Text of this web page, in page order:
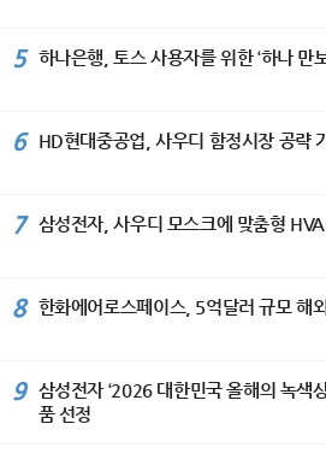
5 하나은행, 토스 사용자를 위한 ‘하나 만
6 HD현대중공업, 사우디 함정시장 공략
7 삼성전자, 사우디 모스크에 맞춤형
8 한화에어로스페이스, 5억달러 규모 해
9
삼성전자 ‘2026 대한민국 올해의 녹색
품 선정